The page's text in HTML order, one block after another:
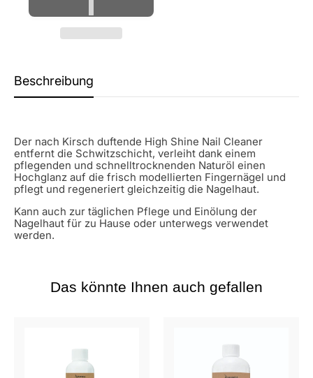
Beschreibung
Der nach Kirsch duftende High Shine Nail Cleaner
entfernt die Schwitzschicht, verleiht dank einem
pflegenden und schnelltrocknenden Naturöl einen
Hochglanz auf die frisch modellierten Fingernägel und
pflegt und regeneriert gleichzeitig die Nagelhaut.
Kann auch zur täglichen Pflege und Einölung der
Nagelhaut für zu Hause oder unterwegs verwendet
werden.
Das könnte Ihnen auch gefallen